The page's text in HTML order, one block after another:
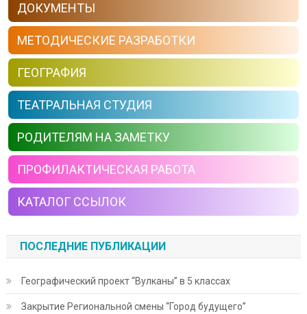
ДОКУМЕНТЫ
МЕТОДИЧЕСКИЕ РАЗРАБОТКИ
ГЕОГРАФИЯ
ТЕАТРАЛЬНАЯ СТУДИЯ
РОДИТЕЛЯМ НА ЗАМЕТКУ
ПРОФИЛАКТИЧЕСКАЯ РАБОТА
КАТАЛОГ ССЫЛОК
ПОСЛЕДНИЕ ПУБЛИКАЦИИ
Географический проект “Вулканы” в 5 классах
Закрытие Региональной смены “Город будущего”